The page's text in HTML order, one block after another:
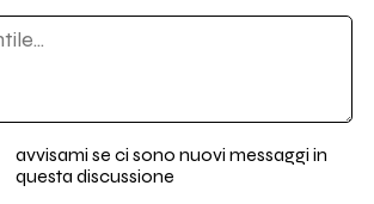
avvisami se ci sono nuovi messaggi in
questa discussione